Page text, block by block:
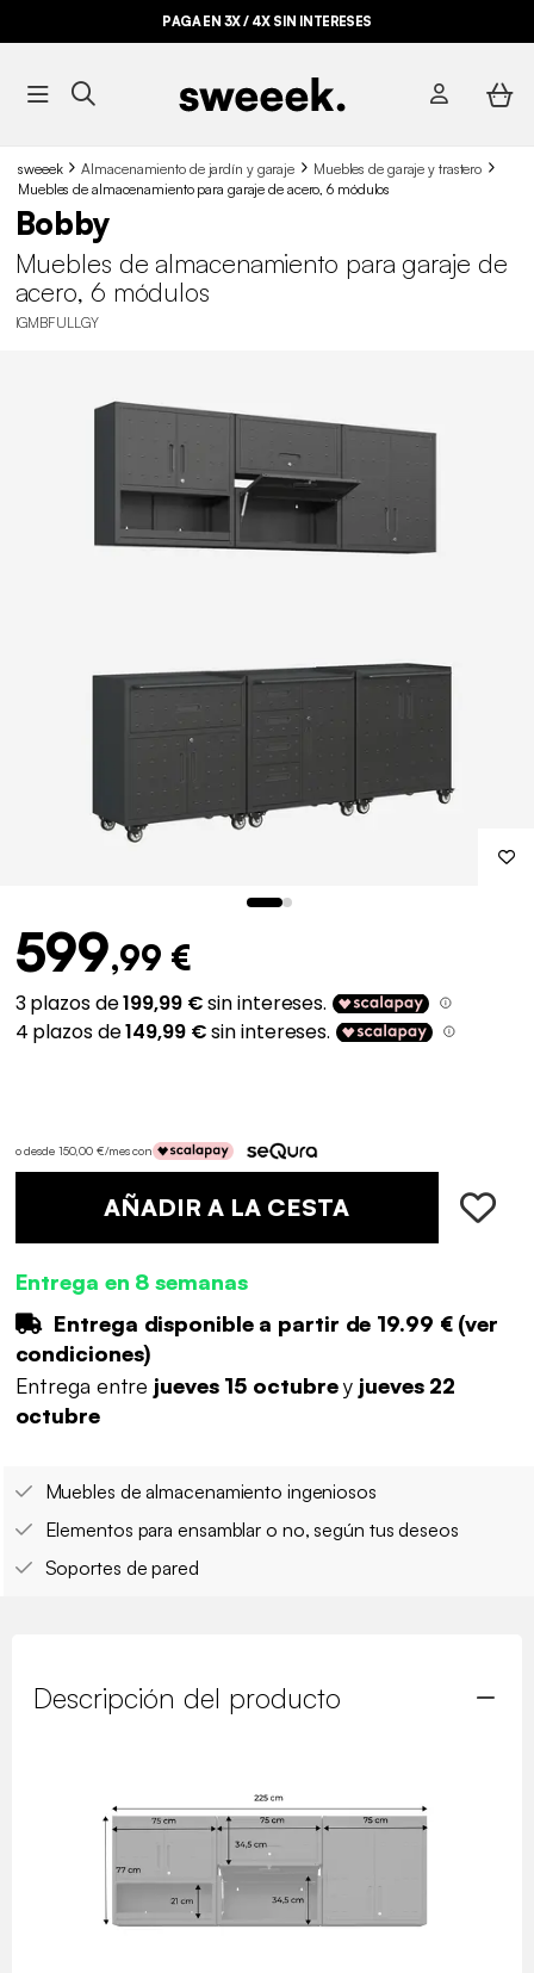
PAGA EN 3X / 4X SIN INTERESES
sweeek Almacenamiento de jardín y garaje
Muebles de garaje y trastero
Muebles de almacenamiento para garaje de acero, 6 módulos
Bobby
Muebles de almacenamiento para garaje de
acero, 6 módulos
IGMBFULLGY
599,99 €
o desde 150,00 €/mes con
AÑADIR A LA CESTA
Entrega en 8 semanas
Entrega disponible a partir de 19.99 €(ver
condiciones)
Entrega entre jueves 15 octubrey jueves 22
octubre
Muebles de almacenamiento ingeniosos
Elementos para ensamblar o no, según tus deseos
Soportes de pared
Descripción del producto